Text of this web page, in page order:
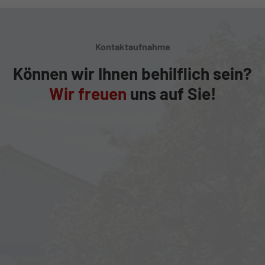
Kontaktaufnahme
Können wir Ihnen behilflich sein?
Wir freuen uns auf Sie!